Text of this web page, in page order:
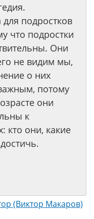
подростков
что подростки
Они
не видим мы,
о них
потому
они
к
кто они, какие
(Виктор Макаров)